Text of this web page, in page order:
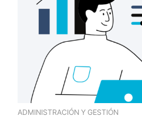
ADMINISTRACIÓN Y GESTIÓN